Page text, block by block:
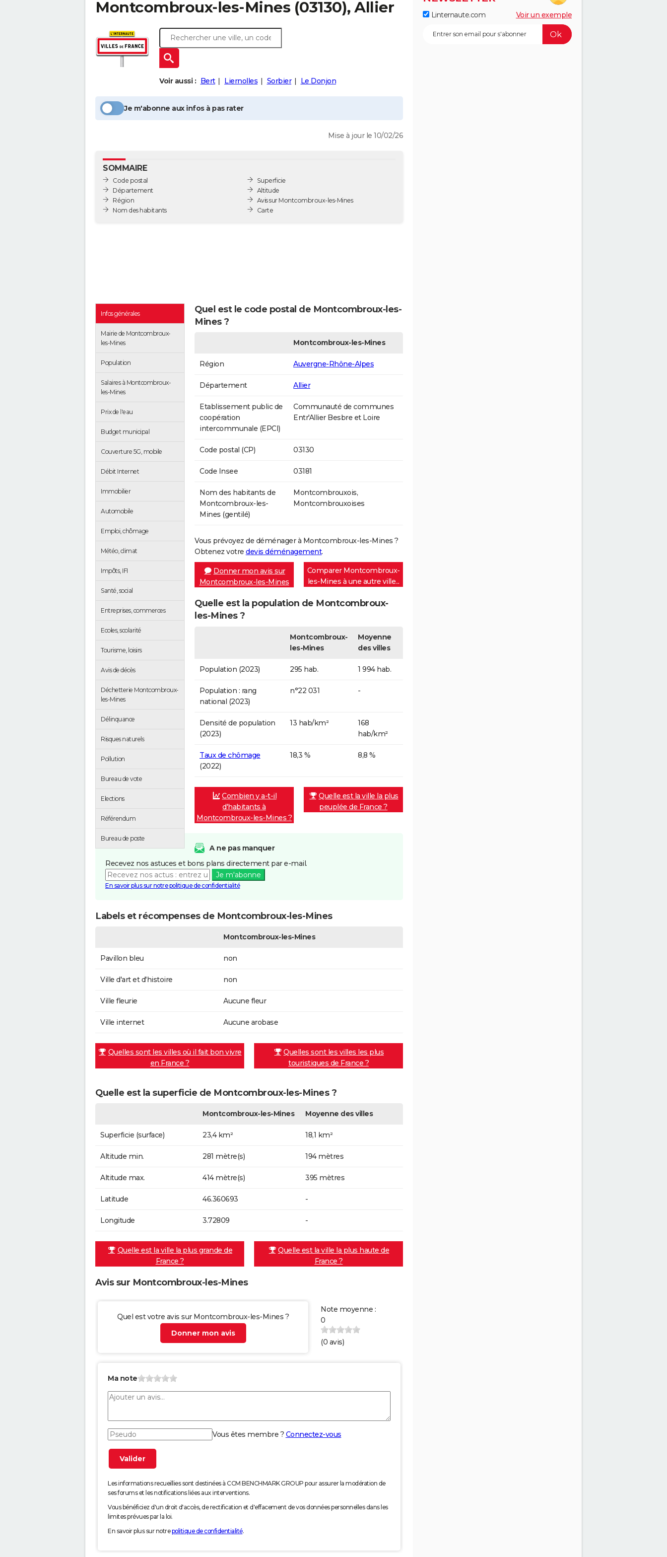
Montcombroux-les-Mines (03130), Allier
Voir aussi : Bert Liernolles Sorbier Le Donjon
Je m'abonne aux infos à pas rater
Mise à jour le 10/02/26
SOMMAIRE
Code postal
Département
Région
Nom des habitants
Superficie
Altitude
Avis sur Montcombroux-les-Mines
Carte
Infos générales
Mairie de Montcombroux-
les-Mines
Population
Salaires à Montcombroux-
les-Mines
Prix de l'eau
Budget municipal
Couverture 5G, mobile
Débit Internet
Immobilier
Automobile
Emploi, chômage
Météo, climat
Impôts, IFI
Santé, social
Entreprises, commerces
Ecoles, scolarité
Tourisme, loisirs
Avis de décès
Déchetterie Montcombroux-
les-Mines
Délinquance
Risques naturels
Pollution
Bureau de vote
Elections
Référendum
Bureau de poste
Quel est le code postal de Montcombroux-les-
Mines ?
Montcombroux-les-Mines
Région Auvergne-Rhône-Alpes
Département Allier
Etablissement public de
coopération
intercommunale (EPCI)
Communauté de communes
Entr'Allier Besbre et Loire
Code postal (CP) 03130
Code Insee 03181
Nom des habitants de
Montcombroux-les-
Mines (gentilé)
Montcombrouxois,
Montcombrouxoises
Vous prévoyez de déménager à Montcombroux-les-Mines ?
Obtenez votre devis déménagement.
Donner mon avis sur
Montcombroux-les-Mines
Comparer Montcombroux-
les-Mines à une autre ville...
Quelle est la population de Montcombroux-
les-Mines ?
Montcombroux-
les-Mines
Moyenne
des villes
Population (2023) 295 hab. 1 994 hab.
Population : rang
national (2023)
n°22 031 -
Densité de population
(2023)
13 hab/km²
168
hab/km²
Taux de chômage
(2022)
18,3 % 8,8 %
Combien y a-t-il
d'habitants à
Montcombroux-les-Mines ?
Quelle est la ville la plus
peuplée de France ?
A ne pas manquer
Recevez nos astuces et bons plans directement par e-mail.
Je m'abonne
En savoir plus sur notre politique de confidentialité
Labels et récompenses de Montcombroux-les-Mines
Montcombroux-les-Mines
Pavillon bleu non
Ville d'art et d'histoire non
Ville fleurie Aucune fleur
Ville internet Aucune arobase
Quelles sont les villes où il fait bon vivre
en France ?
Quelles sont les villes les plus
touristiques de France ?
Quelle est la superficie de Montcombroux-les-Mines ?
Montcombroux-les-Mines Moyenne des villes
Superficie (surface) 23,4 km² 18,1 km²
Altitude min. 281 mètre(s) 194 mètres
Altitude max. 414 mètre(s) 395 mètres
Latitude 46.360693 -
Longitude 3.72809 -
Quelle est la ville la plus grande de
France ?
Quelle est la ville la plus haute de
France ?
Avis sur Montcombroux-les-Mines
Quel est votre avis sur Montcombroux-les-Mines ?
Donner mon avis
Note moyenne :
0
(0 avis)
Ma note
Vous êtes membre ? Connectez-vous
Les informations recueillies sont destinées à CCM BENCHMARK GROUP pour assurer la modération de
ses forums et les notifications liées aux interventions.
Vous bénéficiez d'un droit d'accès, de rectification et d'effacement de vos données personnelles dans les
limites prévues par la loi.
En savoir plus sur notrepolitique de confidentialité.
Linternaute.com Voir un exemple